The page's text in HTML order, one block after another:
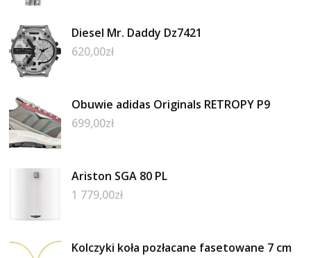
Diesel Mr. Daddy Dz7421
620,00zł
Obuwie adidas Originals RETROPY P9
699,00zł
Ariston SGA 80 PL
1 779,00zł
Kolczyki koła pozłacane fasetowane 7 cm